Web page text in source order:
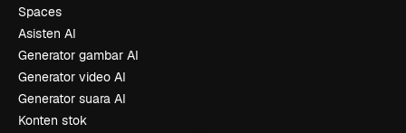
Spaces
Asisten AI
Generator gambar AI
Generator video AI
Generator suara AI
Konten stok